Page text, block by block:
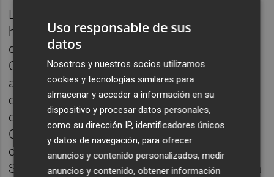
La prueba contará con un circuito
homologado, con salida y llegada en la sede
del Patronato de Deportes, en la calle
Columbretes. El recorrido transcurrirá por
algunas de las principales calles de la
ciudad. Desde la calle Columbretes, los
corredores se dirigirán hacia el estadio
Castalia por el Camino de la Plana,
continuarán por la calle San Roque y la calle
Sanahuja hasta la plaza María Agustina, para
Uso responsable de sus
datos
Nosotros y nuestros socios utilizamos
cookies y tecnologías similares para
almacenar y acceder a información en su
dispositivo y procesar datos personales,
como su dirección IP, identificadores únicos
y datos de navegación, para ofrecer
anuncios y contenido personalizados, medir
anuncios y contenido, obtener información